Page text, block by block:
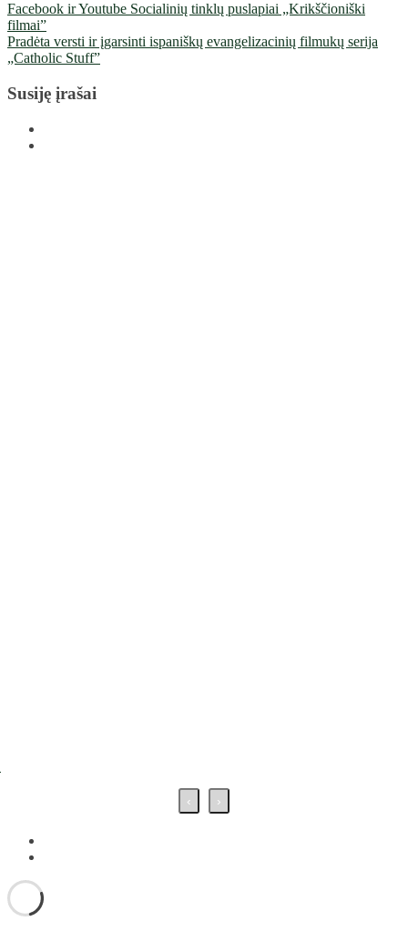
Facebook ir Youtube Socialinių tinklų puslapiai „Krikščioniški
filmai”
Pradėta versti ir įgarsinti ispaniškų evangelizacinių filmukų serija
„Catholic Stuff”
Susiję įrašai
‹ ›